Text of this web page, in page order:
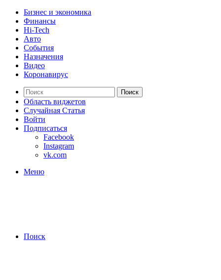
Бизнес и экономика
Финансы
Hi-Tech
Авто
События
Назначения
Видео
Коронавирус
Поиск
Область виджетов
Случайная Статья
Войти
Подписаться
Facebook
Instagram
vk.com
Меню
Поиск